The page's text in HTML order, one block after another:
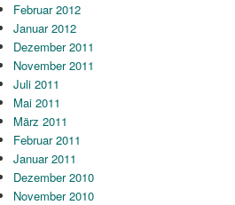
Februar 2012
Januar 2012
Dezember 2011
November 2011
Juli 2011
Mai 2011
März 2011
Februar 2011
Januar 2011
Dezember 2010
November 2010